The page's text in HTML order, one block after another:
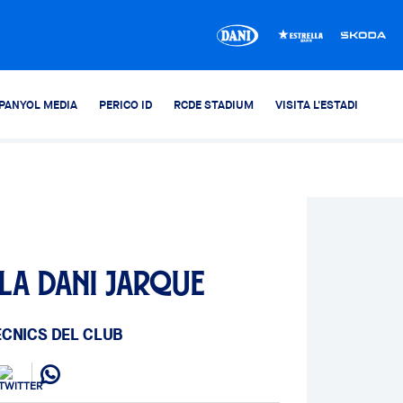
MEDIA PERICO ID RCDE STADIUM VISITA L'ESTADI
la Dani Jarque
DEL CLUB